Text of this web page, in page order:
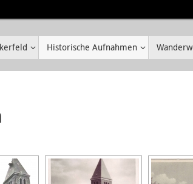
Historische Aufnahmen